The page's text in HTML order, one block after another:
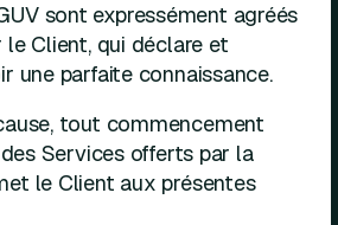
sont expressément agréés
Client, qui déclare et
une parfaite connaissance.
tout commencement
Services offerts par la
le Client aux présentes